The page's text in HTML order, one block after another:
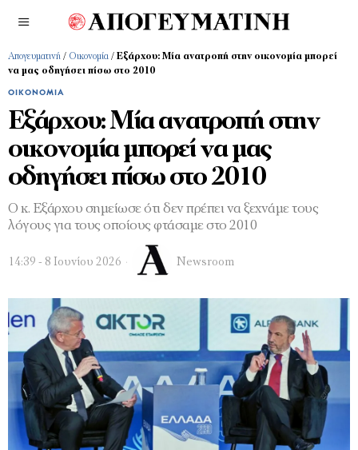
Απογευματινή / Οικονομία / Εξάρχου: Μία ανατροπή στην οικονομία μπορεί
να μας οδηγήσει πίσω στο 2010
ΟΙΚΟΝΟΜΊΑ
Εξάρχου: Μία ανατροπή στην
οικονομία μπορεί να μας
οδηγήσει πίσω στο 2010
Ο κ. Εξάρχου σημείωσε ότι δεν πρέπει να ξεχνάμε τους
λόγους για τους οποίους φτάσαμε στο 2010
14:39 - 8 Ιουνίου 2026 Newsroom